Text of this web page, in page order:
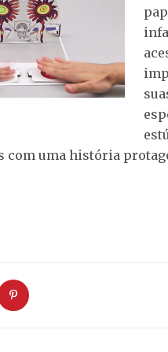
com uma história